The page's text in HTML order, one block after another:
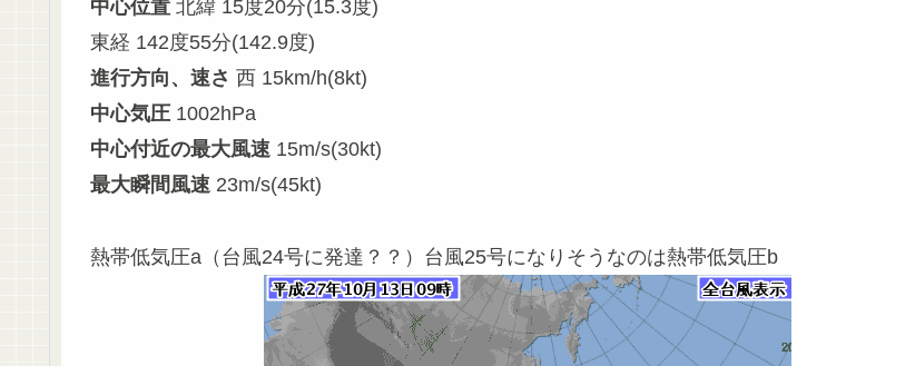
中心位置 北緯 15度20分(15.3度)
東経 142度55分(142.9度)
進行方向、速さ 西 15km/h(8kt)
中心気圧 1002hPa
中心付近の最大風速 15m/s(30kt)
最大瞬間風速 23m/s(45kt)
熱帯低気圧a（台風24号に発達？？）台風25号になりそうなのは熱帯低気圧b